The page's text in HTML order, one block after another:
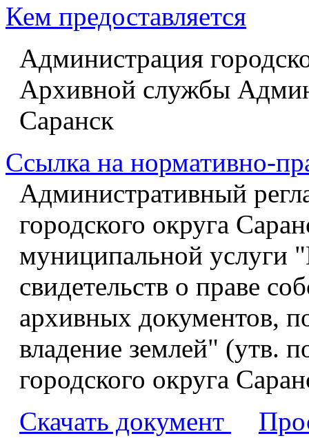
Кем предоставляется
Администрация
Архивной службы
Саранск
Ссылка на нормативно-
Административный
городского округа
муниципальной услуги
свидетельств о праве
архивных документов,
владение землей" (утв.
городского округа
Скачать документ